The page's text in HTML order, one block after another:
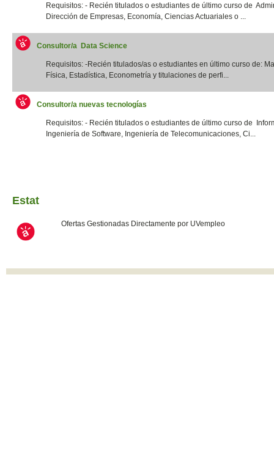
Requisitos: - Recién titulados o estudiantes de último curso de
Dirección de Empresas, Economía, Ciencias Actuariales o ...
Consultor/a Data Science
Requisitos: -Recién titulados/as o estudiantes en último curso de:
Física, Estadística, Econometría y titulaciones de perfi...
Consultor/a nuevas tecnologías
Requisitos: - Recién titulados o estudiantes de último curso de
Ingeniería de Software, Ingeniería de Telecomunicaciones, Ci...
Estat
Ofertas Gestionadas Directamente por UVempleo